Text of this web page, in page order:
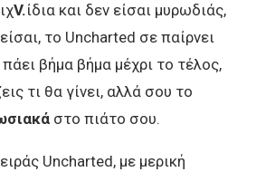
V.ίδια και δεν είσαι μυρωδιάς,
το Uncharted σε παίρνει
βήμα βήμα μέχρι το τέλος,
τι θα γίνει, αλλά σου το
στο πιάτο σου.
Uncharted, με μερική